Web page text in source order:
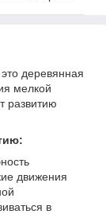
деревянная
мелкой
развитию
движения
в